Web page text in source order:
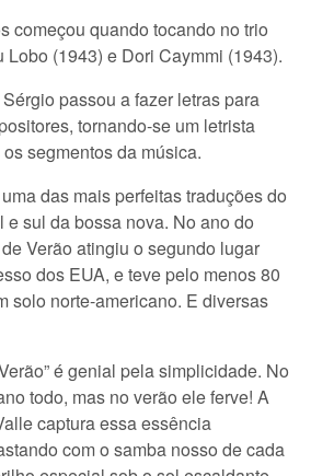
começou quando tocando no trio
Lobo (1943) e Dori Caymmi (1943).
passou a fazer letras para
tornando-se um letrista
segmentos da música.
das mais perfeitas traduções do
e sul da bossa nova. No ano do
Verão atingiu o segundo lugar
dos EUA, e teve pelo menos 80
solo norte-americano. E diversas
é genial pela simplicidade. No
todo, mas no verão ele ferve! A
captura essa essência
com o samba nosso de cada